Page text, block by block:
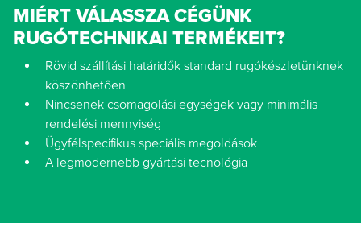
MIÉRT VÁLASSZA CÉGÜNK
RUGÓTECHNIKAI TERMÉKEIT?
Rövid szállítási határidők standard rugókészletünknek
köszönhetően
Nincsenek csomagolási egységek vagy minimális
rendelési mennyiség
Ügyfélspecifikus speciális megoldások
A legmodernebb gyártási tecnológia